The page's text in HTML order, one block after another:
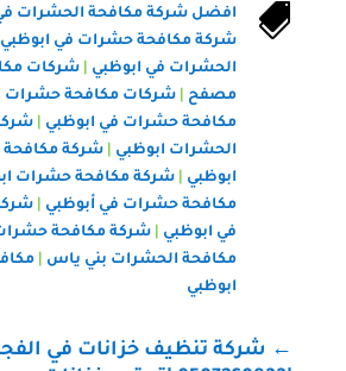
 افضل شركة مكافحة الحشرات
شركة مكافحة حشرات في ابوظبي
الحشرات في ابوظبي
شركات
مصفح
شركات مكافحة حشرات
مكافحة حشرات في ابوظبي
الحشرات ابوظبي
شركة
ابوظبي
شركة مكافحة حشرات
مكافحة حشرات في أبوظبي
في ابوظبي
شركة مكافحة حشرات
مكافحة الحشرات بني ياس
ابوظبي
← شركة تنظيف خزانات في